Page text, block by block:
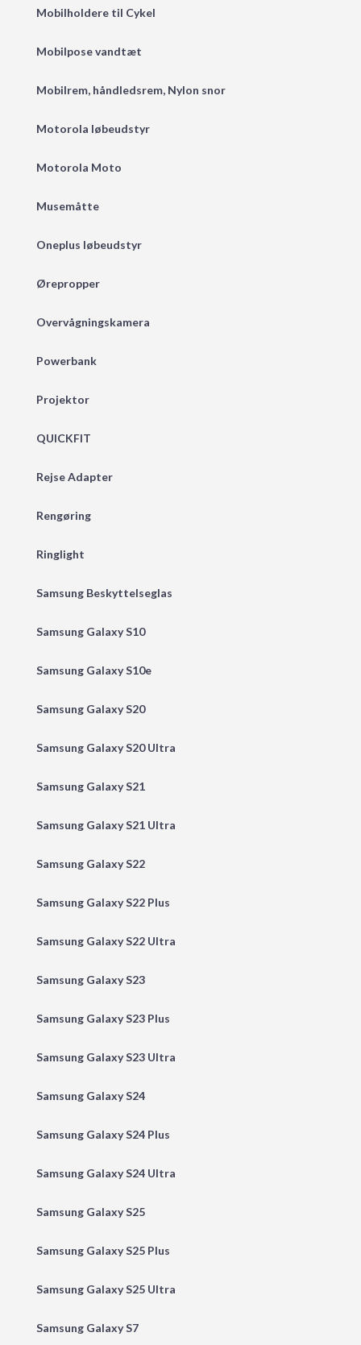
Mobilholdere til Cykel
Mobilpose vandtæt
Mobilrem, håndledsrem, Nylon snor
Motorola løbeudstyr
Motorola Moto
Musemåtte
Oneplus løbeudstyr
Ørepropper
Overvågningskamera
Powerbank
Projektor
QUICKFIT
Rejse Adapter
Rengøring
Ringlight
Samsung Beskyttelseglas
Samsung Galaxy S10
Samsung Galaxy S10e
Samsung Galaxy S20
Samsung Galaxy S20 Ultra
Samsung Galaxy S21
Samsung Galaxy S21 Ultra
Samsung Galaxy S22
Samsung Galaxy S22 Plus
Samsung Galaxy S22 Ultra
Samsung Galaxy S23
Samsung Galaxy S23 Plus
Samsung Galaxy S23 Ultra
Samsung Galaxy S24
Samsung Galaxy S24 Plus
Samsung Galaxy S24 Ultra
Samsung Galaxy S25
Samsung Galaxy S25 Plus
Samsung Galaxy S25 Ultra
Samsung Galaxy S7